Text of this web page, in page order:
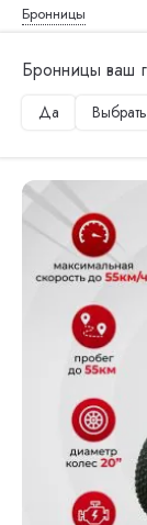
Бронницы
Бронницы ваш
Да
Главная